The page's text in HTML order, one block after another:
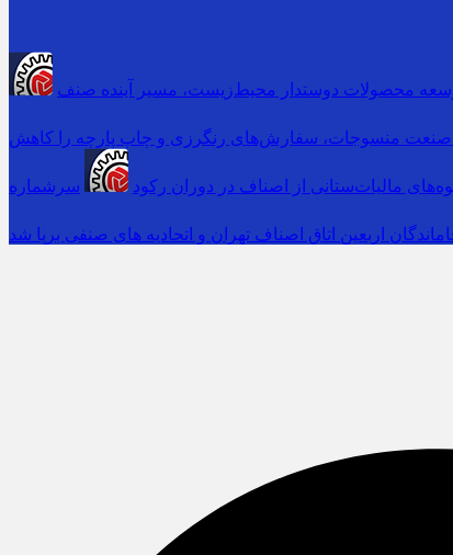
محصولات دوستدار محیط‌زیست، مسیر آینده صنف
صنعت منسوجات، سفارش‌های رنگرزی و چاپ پارچه را کاهش
مالیات‌ستانی از اصناف در دوران رکود
اربعین اتاق اصناف تهران و اتحادیه های صنفی برپا شد